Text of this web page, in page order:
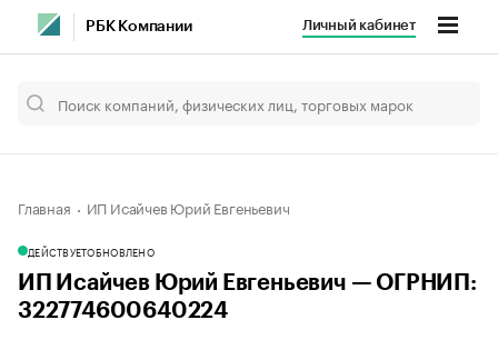
РБК Компании Личный кабинет
Главная ИП Исайчев Юрий Евгеньевич
ДЕЙСТВУЕТОБНОВЛЕНО
ИП Исайчев Юрий Евгеньевич — ОГРНИП:
322774600640224